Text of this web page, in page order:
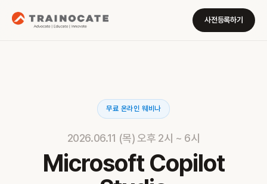
사전등록하기
무료 온라인 웨비나
2026.06.11 (목) 오후 2시 ~ 6시
Microsoft Copilot